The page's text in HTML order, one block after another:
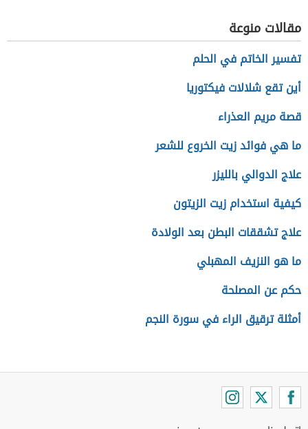
مقالات منوعة
تفسير الخاتم في الحلم
أين تقع شلالات فيكتوريا
قصة مريم العذراء
ما هي فوائد زيت الخروع للشعر
علاج الدوالي بالليزر
كيفية استخدام زيت الزيتون
علاج تشققات البطن بعد الولادة
ما هو النزيف المهبلي
حكم عن المصلحة
أمثلة ترقيق الراء في سورة النجم